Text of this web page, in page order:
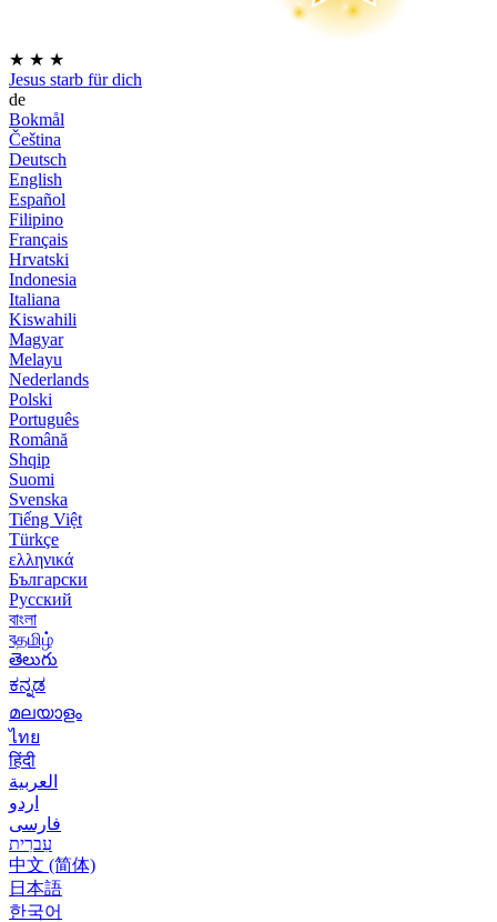
★ ★ ★
Jesus starb für dich
de
Bokmål
Čeština
Deutsch
English
Español
Filipino
Français
Hrvatski
Indonesia
Italiana
Kiswahili
Magyar
Melayu
Nederlands
Polski
Português
Română
Shqip
Suomi
Svenska
Tiếng Việt
Türkçe
ελληνικά
Български
Русский
বাংলা
বதமிழ்
తెలుగు
ಕನ್ನಡ
മലയാളം
ไทย
हिंदी
العربية
اردو
فارسی
עִברִית
中文 (简体)
日本語
한국어